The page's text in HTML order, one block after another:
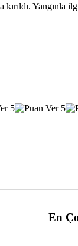
kırıldı. Yangınla
En